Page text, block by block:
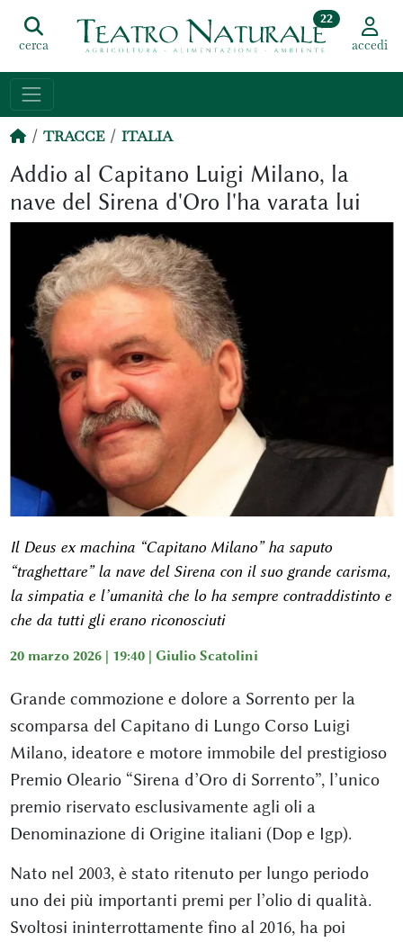
cerca
22
accedi
TRACCE ITALIA
Addio al Capitano Luigi Milano, la
nave del Sirena d'Oro l'ha varata lui
Il Deus ex machina “Capitano Milano” ha saputo
“traghettare” la nave del Sirena con il suo grande carisma,
la simpatia e l’umanità che lo ha sempre contraddistinto e
che da tutti gli erano riconosciuti
20 marzo 2026 | 19:40 | Giulio Scatolini
Grande commozione e dolore a Sorrento per la
scomparsa del Capitano di Lungo Corso Luigi
Milano, ideatore e motore immobile del prestigioso
Premio Oleario “Sirena d’Oro di Sorrento”, l’unico
premio riservato esclusivamente agli oli a
Denominazione di Origine italiani (Dop e Igp).
Nato nel 2003, è stato ritenuto per lungo periodo
uno dei più importanti premi per l’olio di qualità.
Svoltosi ininterrottamente fino al 2016, ha poi